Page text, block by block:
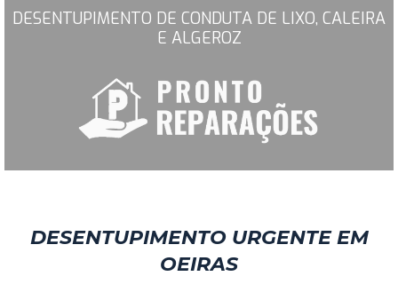
DESENTUPIMENTO DE CONDUTA DE LIXO, CALEIRA
E ALGEROZ
DESENTUPIMENTO URGENTE EM
OEIRAS